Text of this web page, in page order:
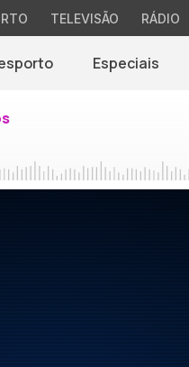
TELEVISÃO RÁDIO
Especiais